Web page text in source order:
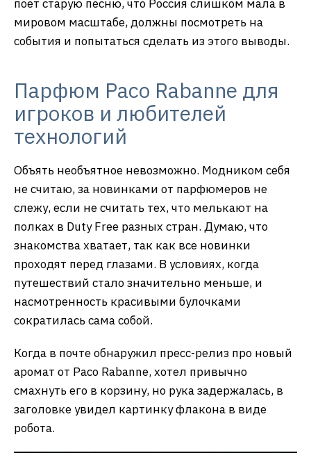
поет старую песню, что Россия слишком мала в
мировом масштабе, должны посмотреть на
события и попытаться сделать из этого выводы.
Парфюм Paco Rabanne для
игроков и любителей
технологий
Объять необъятное невозможно. Модником себя
не считаю, за новинками от парфюмеров не
слежу, если не считать тех, что мелькают на
полках в Duty Free разных стран. Думаю, что
знакомства хватает, так как все новинки
проходят перед глазами. В условиях, когда
путешествий стало значительно меньше, и
насмотренность красивыми булочками
сократилась сама собой.
Когда в почте обнаружил пресс-релиз про новый
аромат от Paco Rabanne, хотел привычно
смахнуть его в корзину, но рука задержалась, в
заголовке увидел картинку флакона в виде
робота.